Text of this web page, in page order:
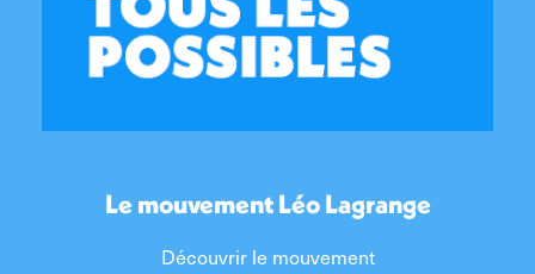
Le mouvement Léo Lagrange
Découvrir le mouvement